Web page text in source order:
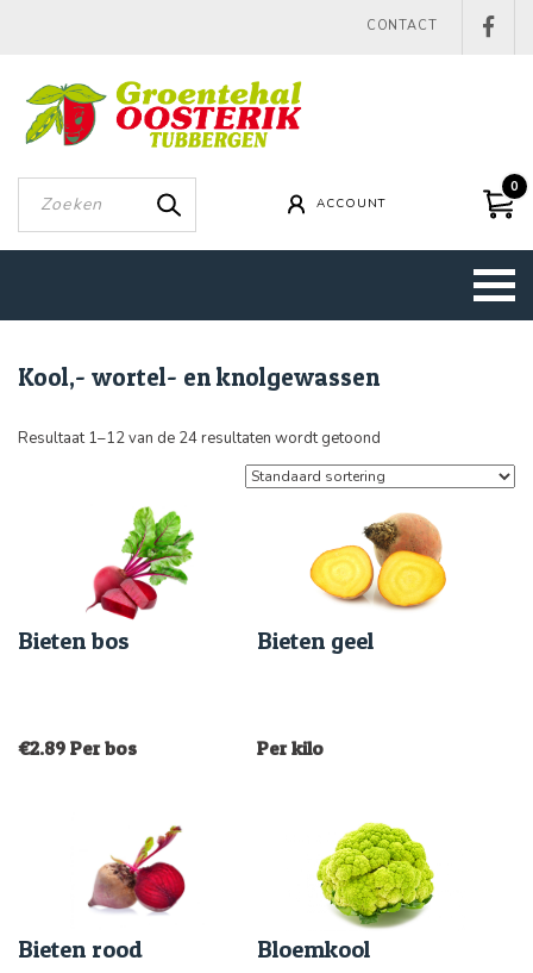
CONTACT
ACCOUNT
0
Kool,- wortel- en knolgewassen
Resultaat 1–12 van de 24 resultaten wordt getoond
Bieten bos
€2.89 Per bos
Bieten geel
Per kilo
Bieten rood
Bloemkool